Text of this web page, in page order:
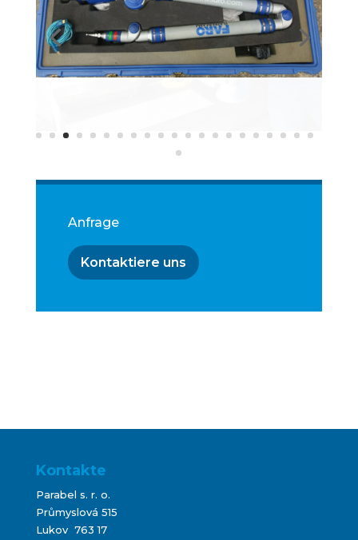
Anfrage
Kontaktiere uns
Kontakte
Parabel s. r. o.
Průmyslová 515
Lukov 763 17